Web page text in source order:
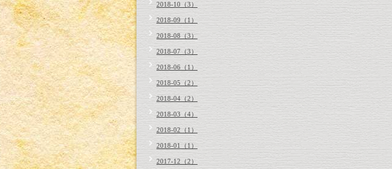
2018-10（3）
2018-09（1）
2018-08（3）
2018-07（3）
2018-06（1）
2018-05（2）
2018-04（2）
2018-03（4）
2018-02（1）
2018-01（1）
2017-12（2）